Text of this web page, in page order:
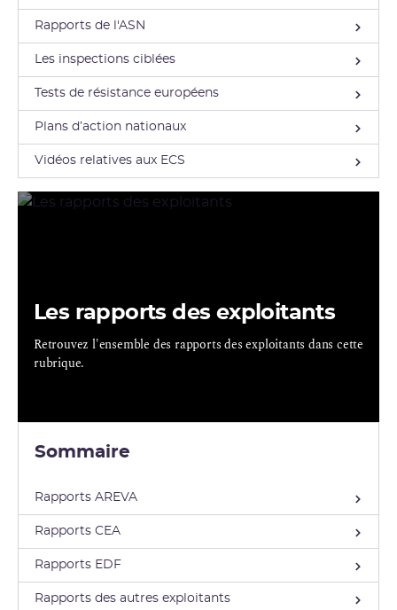
Rapports de l'ASN
Les inspections ciblées
Tests de résistance européens
Plans d’action nationaux
Vidéos relatives aux ECS
Les rapports des exploitants
Retrouvez l'ensemble des rapports des exploitants dans cette
rubrique.
Sommaire
Rapports AREVA
Rapports CEA
Rapports EDF
Rapports des autres exploitants